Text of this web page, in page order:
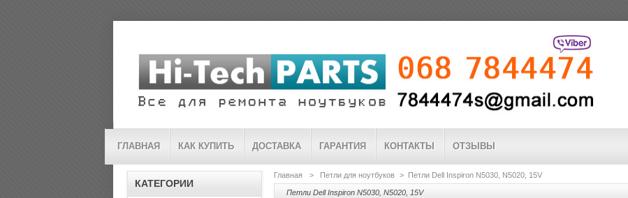
ГЛАВНАЯ КАК КУПИТЬ ДОСТАВКА ГАРАНТИЯ КОНТАКТЫ ОТЗЫВЫ
КАТЕГОРИИ
Главная > Петли для ноутбуков > Петли Dell Inspiron N5030, N5020, 15V
Петли Dell Inspiron N5030, N5020, 15V